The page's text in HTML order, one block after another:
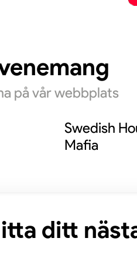
på vår webbplats
Swedish
Mafia
ditt